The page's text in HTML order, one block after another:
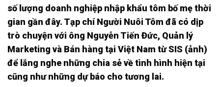
số lượng doanh nghiệp nhập khẩu tôm bố mẹ thời
gian gần đây. Tạp chí Người Nuôi Tôm đã có dịp
trò chuyện với ông Nguyễn Tiến Đức, Quản lý
Marketing và Bán hàng tại Việt Nam từ SIS (ảnh)
để lắng nghe những chia sẻ về tình hình hiện tại
cũng như những dự báo cho tương lai.